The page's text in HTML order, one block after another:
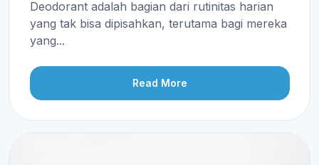
Deodorant adalah bagian dari rutinitas harian
yang tak bisa dipisahkan, terutama bagi mereka
yang...
Read More